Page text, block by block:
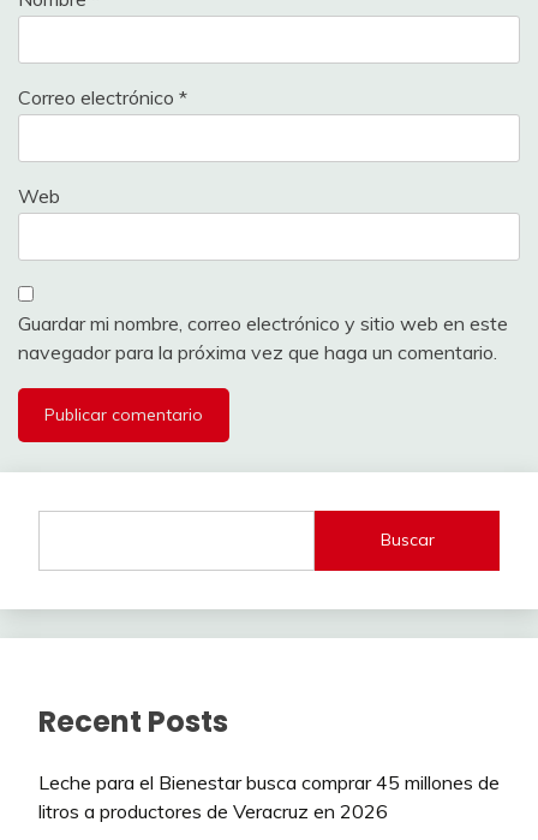
Correo electrónico *
Web
Guardar mi nombre, correo electrónico y sitio web en este
navegador para la próxima vez que haga un comentario.
Buscar
Recent Posts
Leche para el Bienestar busca comprar 45 millones de
litros a productores de Veracruz en 2026